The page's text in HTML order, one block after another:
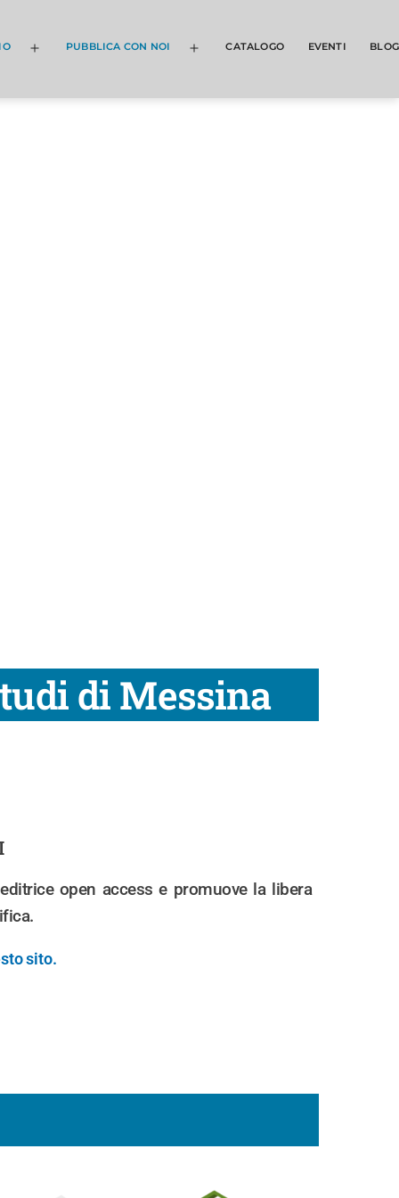
PUBBLICA CON NOI CATALOGO EVENTI BLOG
di Messina
open access e promuove la libera
sito.